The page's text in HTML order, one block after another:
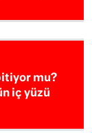
mu?
iç yüzü